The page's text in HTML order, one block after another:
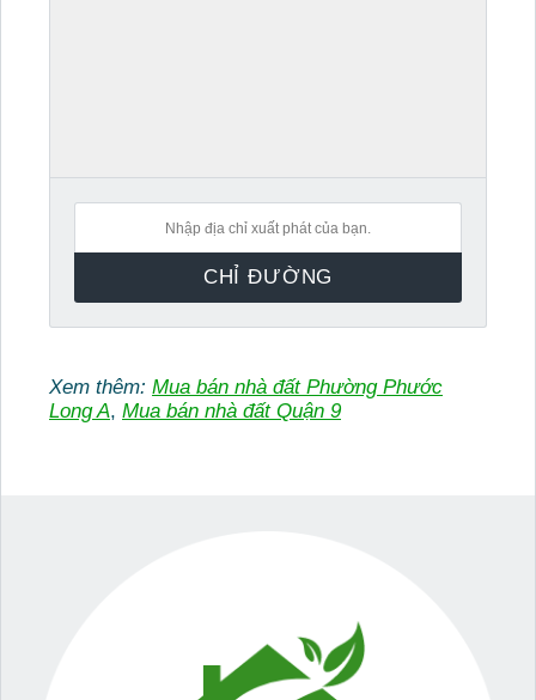
Xem thêm: Mua bán nhà đất Phường Phước
Long A, Mua bán nhà đất Quận 9